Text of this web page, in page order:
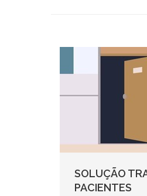
SOLUÇÃO
PACIENTES